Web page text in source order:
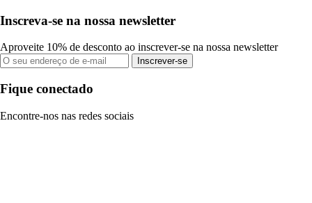
Inscreva-se na nossa newsletter
Aproveite 10% de desconto ao inscrever-se na nossa newsletter
Inscrever-se
Fique conectado
Encontre-nos nas redes sociais